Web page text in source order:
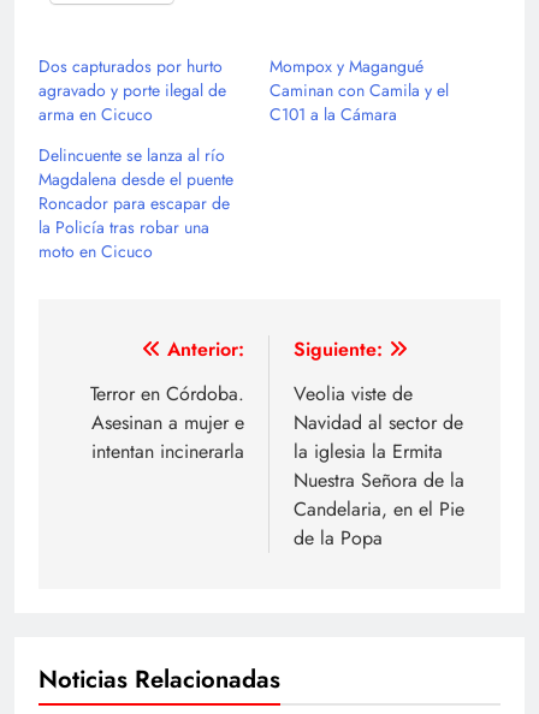
Dos capturados por hurto
agravado y porte ilegal de
arma en Cicuco
Mompox y Magangué
Caminan con Camila y el
C101 a la Cámara
Delincuente se lanza al río
Magdalena desde el puente
Roncador para escapar de
la Policía tras robar una
moto en Cicuco
Navegación
de
entradas
Anterior:
Terror en Córdoba.
Asesinan a mujer e
intentan incinerarla
Siguiente:
Veolia viste de
Navidad al sector de
la iglesia la Ermita
Nuestra Señora de la
Candelaria, en el Pie
de la Popa
Noticias Relacionadas